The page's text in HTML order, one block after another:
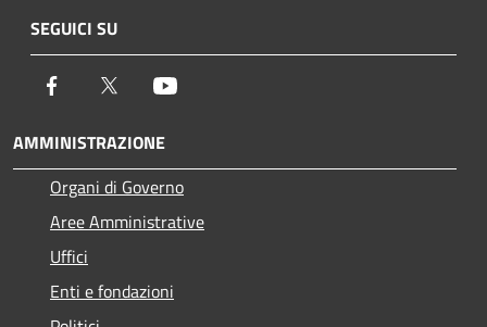
SEGUICI SU
Facebook Twitter
AMMINISTRAZIONE
Organi di Governo
Aree Amministrative
Uffici
Enti e fondazioni